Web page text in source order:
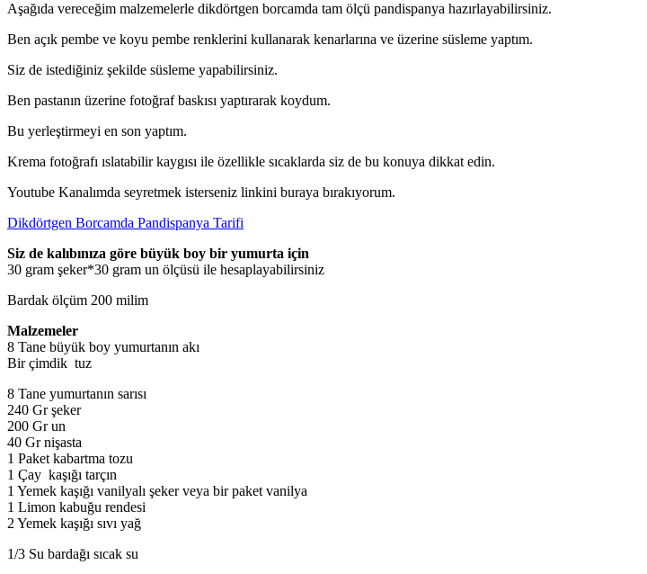
Aşağıda vereceğim malzemelerle dikdörtgen borcamda tam ölçü pandispanya hazırlayabilirsiniz.
Ben açık pembe ve koyu pembe renklerini kullanarak kenarlarına ve üzerine süsleme yaptım.
Siz de istediğiniz şekilde süsleme yapabilirsiniz.
Ben pastanın üzerine fotoğraf baskısı yaptırarak koydum.
Bu yerleştirmeyi en son yaptım.
Krema fotoğrafı ıslatabilir kaygısı ile özellikle sıcaklarda siz de bu konuya dikkat edin.
Youtube Kanalımda seyretmek isterseniz linkini buraya bırakıyorum.
Dikdörtgen Borcamda Pandispanya Tarifi
Siz de kalıbınıza göre büyük boy bir yumurta için
30 gram şeker*30 gram un ölçüsü ile hesaplayabilirsiniz
Bardak ölçüm 200 milim
Malzemeler
8 Tane büyük boy yumurtanın akı
Bir çimdik tuz
8 Tane yumurtanın sarısı
240 Gr şeker
200 Gr un
40 Gr nişasta
1 Paket kabartma tozu
1 Çay kaşığı tarçın
1 Yemek kaşığı vanilyalı şeker veya bir paket vanilya
1 Limon kabuğu rendesi
2 Yemek kaşığı sıvı yağ
1/3 Su bardağı sıcak su